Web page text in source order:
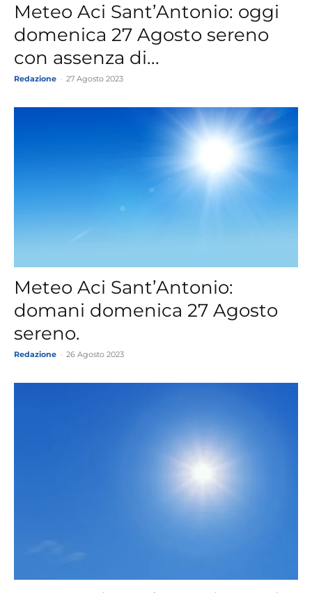
Meteo Aci Sant’Antonio: oggi
domenica 27 Agosto sereno
con assenza di...
Redazione 27 Agosto 2023
Meteo Aci Sant’Antonio:
domani domenica 27 Agosto
sereno.
Redazione 26 Agosto 2023